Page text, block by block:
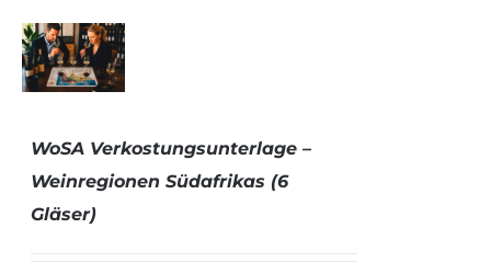
WoSA Verkostungsunterlage –
Weinregionen Südafrikas (6
Gläser)